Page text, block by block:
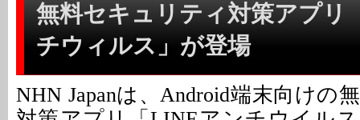
無料セキュリティ対策アプリ
チウィルス」が登場
NHN Japanは、Android端末向けの